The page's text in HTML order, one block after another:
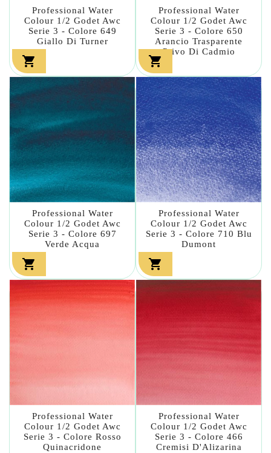
Professional Water
Colour 1/2 Godet Awc
Serie 3 - Colore 649
Giallo Di Turner

Professional Water
Colour 1/2 Godet Awc
Serie 3 - Colore 650
Arancio Trasparente
Privo Di Cadmio

Professional Water
Colour 1/2 Godet Awc
Serie 3 - Colore 697
Verde Acqua

Professional Water
Colour 1/2 Godet Awc
Serie 3 - Colore 710 Blu
Dumont

Professional Water
Colour 1/2 Godet Awc
Serie 3 - Colore Rosso
Quinacridone
Professional Water
Colour 1/2 Godet Awc
Serie 3 - Colore 466
Cremisi D'Alizarina